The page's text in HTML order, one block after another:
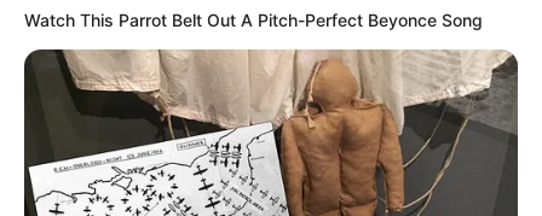
Watch This Parrot Belt Out A Pitch-Perfect Beyonce Song